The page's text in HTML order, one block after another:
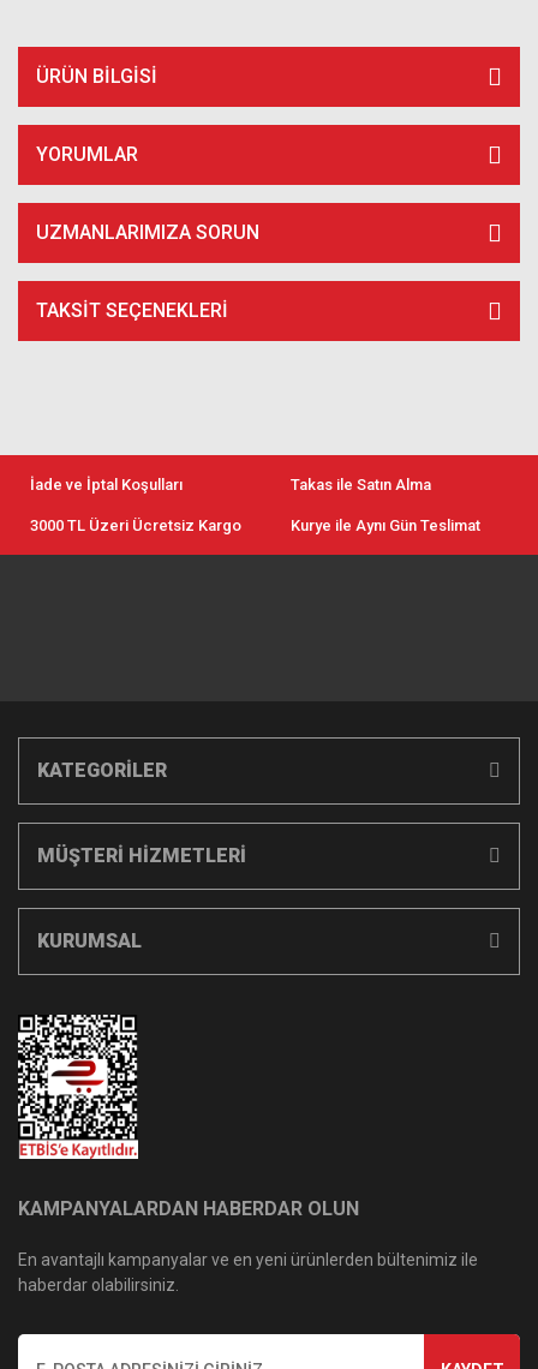
ÜRÜN BILGISI
YORUMLAR
UZMANLARIMIZA SORUN
TAKSIT SEÇENEKLERI
İade ve İptal Koşulları Takas ile Satın Alma
3000 TL Üzeri Ücretsiz Kargo Kurye ile Aynı Gün Teslimat
KATEGORİLER
MÜŞTERİ HİZMETLERİ
KURUMSAL
KAMPANYALARDAN HABERDAR OLUN
En avantajlı kampanyalar ve en yeni ürünlerden bültenimiz ile
haberdar olabilirsiniz.